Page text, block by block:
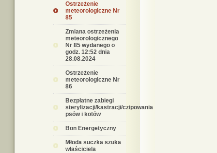
Ostrzeżenie
meteorologiczne Nr
85
Zmiana ostrzeżenia
meteorologicznego
Nr 85 wydanego o
godz. 12:52 dnia
28.08.2024
Ostrzeżenie
meteorologiczne Nr
86
Bezpłatne zabiegi
sterylizacji/kastracji/czipowania
psów i kotów
Bon Energetyczny
Młoda suczka szuka
właściciela